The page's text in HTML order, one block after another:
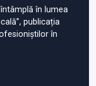
în lumea
publicația
în